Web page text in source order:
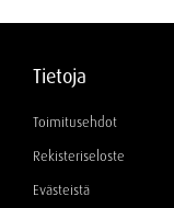
Tietoja
Toimitusehdot
Rekisteriseloste
Evästeistä